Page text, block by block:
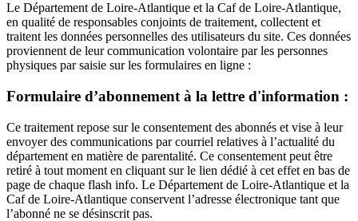
Le Département de Loire-Atlantique et la Caf de Loire-Atlantique,
en qualité de responsables conjoints de traitement, collectent et
traitent les données personnelles des utilisateurs du site. Ces données
proviennent de leur communication volontaire par les personnes
physiques par saisie sur les formulaires en ligne :
Formulaire d’abonnement à la lettre d'information :
Ce traitement repose sur le consentement des abonnés et vise à leur
envoyer des communications par courriel relatives à l’actualité du
département en matière de parentalité. Ce consentement peut être
retiré à tout moment en cliquant sur le lien dédié à cet effet en bas de
page de chaque flash info. Le Département de Loire-Atlantique et la
Caf de Loire-Atlantique conservent l’adresse électronique tant que
l’abonné ne se désinscrit pas.